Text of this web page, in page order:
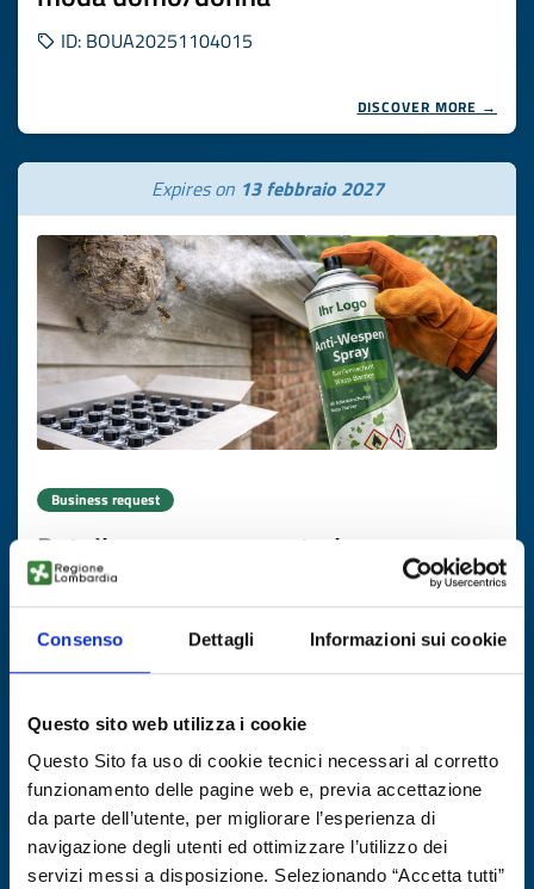
Consenso Dettagli Informazioni sui cookie
Questo sito web utilizza i cookie
Questo Sito fa uso di cookie tecnici necessari al corretto
funzionamento delle pagine web e, previa accettazione
da parte dell’utente, per migliorare l’esperienza di
navigazione degli utenti ed ottimizzare l’utilizzo dei
servizi messi a disposizione. Selezionando “Accetta tutti”
ID: BOUA20251104015
DISCOVER MORE →
Expires on 13 febbraio 2027
Business request
Retailer e-commerce tedesco cerca
produttore di spray anti-vespe a
marchio proprio
ID: BRDE20251121025
Expires on05 febbraio 2027